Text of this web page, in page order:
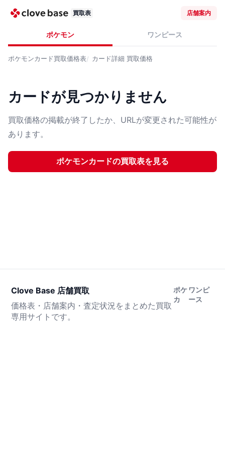
買取表 店舗案内
ポケモン ワンピース
ポケモンカード買取価格表 カード詳細 買取価格
カードが見つかりません
買取価格の掲載が終了したか、URLが変更された可能性が
あります。
ポケモンカードの買取表を見る
Clove Base 店舗買取
価格表・店舗案内・査定状況をまとめた買取
専用サイトです。
ポケ
カ
ワンピ
ース